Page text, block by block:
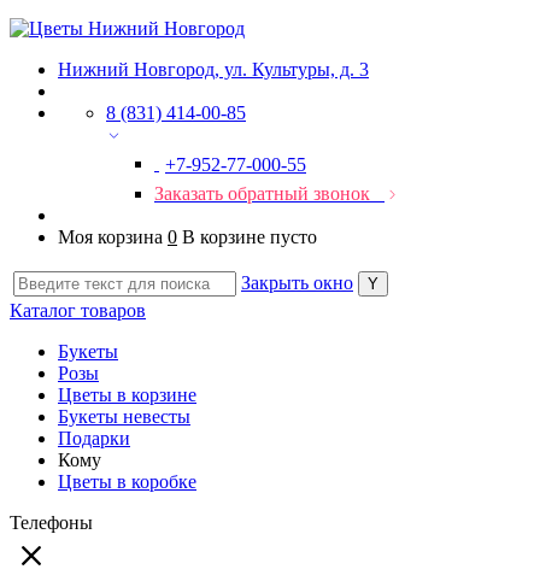
Нижний Новгород, ул. Культуры, д. 3
8 (831) 414-00-85
+7-952-77-000-55
Заказать обратный звонок
Моя корзина 0 В корзине пусто
Закрыть окно
Каталог товаров
Букеты
Розы
Цветы в корзине
Букеты невесты
Подарки
Кому
Цветы в коробке
Телефоны